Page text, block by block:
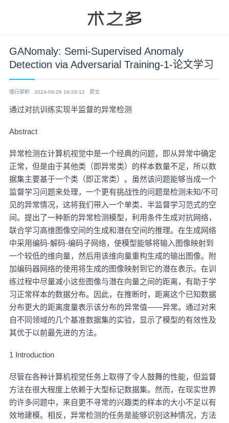
GANomaly: Semi-Supervised Anomaly
Detection via Adversarial Training-1-论文学习
慢行厚积 2024-08-26 16:28:12 原文
通过对抗训练实现半监督的异常检测
Abstract
异常检测在计算机视觉中是一个经典的问题，即从异常中确定
正常，但是由于其他类（即异常类）的样本数量不足，所以数
据集主要基于一个类（即正常类）。虽然该问题能够当成一个
监督学习问题来处理，一个更有挑战性的问题是检测未知/不可
见的异常情况，这将我们带入一个单类、半监督学习范式的空
间。提出了一种新的异常检测模型，利用条件生成对抗网络，
联合学习高维图像空间的生成和潜在空间的推理。在生成网络
中采用编码-解码-编码子网络，使模型能够将输入图像映射到
一个较低的维向量，然后用该维向量重构生成的输出图像。附
加编码器网络的使用将生成的图像映射到它的潜在表示。在训
练过程中尽量减小这些图像与潜在向量之间的距离，有助于学
习正常样本的数据分布。因此，在推断时，距离这个已知数据
分布更大的距离度量表示该分布的异常值——异常。通过对来
自不同领域的几个基准数据集的实验，显示了模型的有效性及
其优于以前最先进的方法。
1 Introduction
尽管在各种计算机视觉任务上取得了令人鼓舞的性能，但监督
方法在很大程度上依赖于大型标记数据集。然而，在现实世界
的许多问题中，来自更不寻常的兴趣类的样本的大小不足以有
效地建模。相反，异常检测的任务是能够识别这种情况，方法